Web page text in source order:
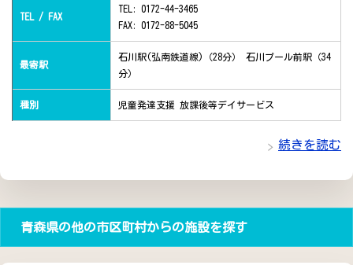
TEL / FAX
TEL: 0172-44-3465
FAX: 0172-88-5045
最寄駅
石川駅(弘南鉄道線)（28分） 石川プール前駅（34
分）
種別 児童発達支援 放課後等デイサービス
続きを読む
青森県の他の市区町村からの施設を探す